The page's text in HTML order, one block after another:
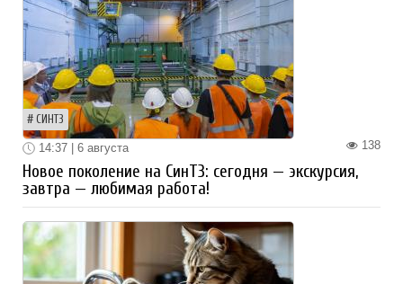
СИНТЗ
138
14:37 | 6 августа
Новое поколение на СинТЗ: сегодня — экскурсия,
завтра — любимая работа!